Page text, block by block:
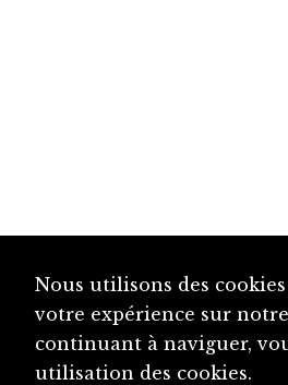
Nous utilisons des
votre expérience sur
continuant à naviguer,
utilisation des cookies.